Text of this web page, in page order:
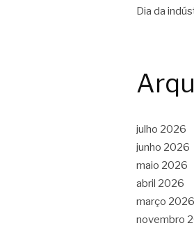
Dia da
julho 2026
junho 2026
maio 2026
abril 2026
março 2026
novembro